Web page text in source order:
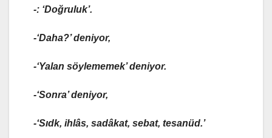
-: ‘Doğruluk’.
-‘Daha?’ deniyor,
-‘Yalan söylememek’ deniyor.
-‘Sonra’ deniyor,
-‘Sıdk, ihlâs, sadâkat, sebat, tesanüd.’